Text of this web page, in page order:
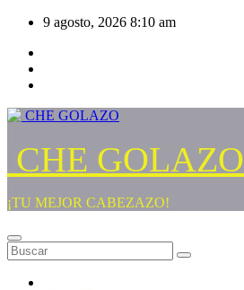
Saltar
contenido
9 agosto, 2026 8:10 am
CHE GOLAZO
¡TU MEJOR CABEZAZO!